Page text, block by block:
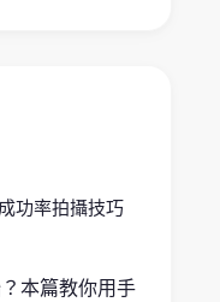
功率拍攝技巧
本篇教你用手